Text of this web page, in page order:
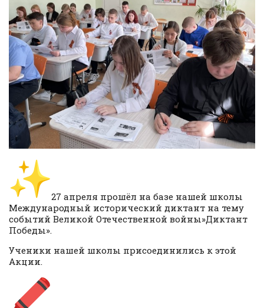
27 апреля прошёл на базе нашей школы
Международный исторический диктант на тему
событий Великой Отечественной войны»Диктант
Победы».
Ученики нашей школы присоединились к этой
Акции.